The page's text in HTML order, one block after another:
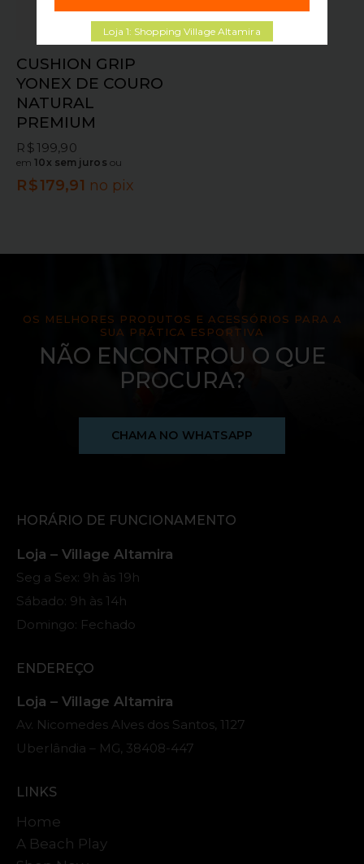
Loja 1: Shopping Village Altamira
CUSHION GRIP
YONEX DE COURO
NATURAL
PREMIUM
R$199,90
em10x sem juros ou
R$179,91 no pix
OS MELHORES PRODUTOS E ACESSÓRIOS PARA A
SUA PRÁTICA ESPORTIVA
NÃO ENCONTROU O QUE
PROCURA?
CHAMA NO WHATSAPP
HORÁRIO DE FUNCIONAMENTO
Loja – Village Altamira
Seg a Sex: 9h às 19h
Sábado: 9h às 14h
Domingo: Fechado
ENDEREÇO
Loja – Village Altamira
Av. Nicomedes Alves dos Santos, 1127
Uberlândia – MG, 38408-447
LINKS
Home
A Beach Play